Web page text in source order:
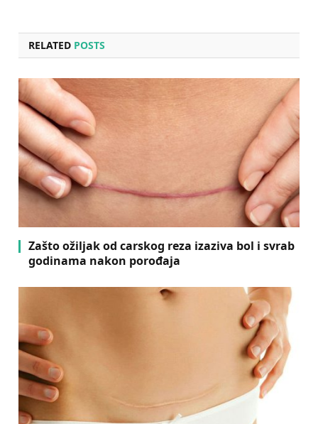
RELATED POSTS
Zašto ožiljak od carskog reza izaziva bol i svrab
godinama nakon porođaja